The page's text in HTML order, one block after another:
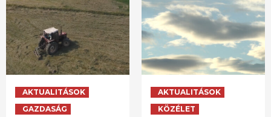
AKTUALITÁSOK
GAZDASÁG
AKTUALITÁSOK
KÖZÉLET